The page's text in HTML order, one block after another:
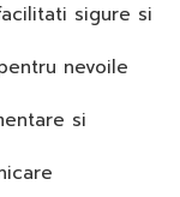
sigure si
nevoile
si